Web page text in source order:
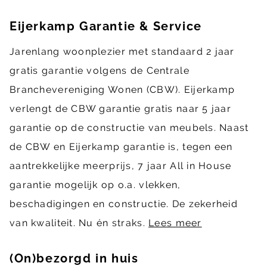
Eijerkamp Garantie & Service
Jarenlang woonplezier met standaard 2 jaar
gratis garantie volgens de Centrale
Branchevereniging Wonen (CBW). Eijerkamp
verlengt de CBW garantie gratis naar 5 jaar
garantie op de constructie van meubels. Naast
de CBW en Eijerkamp garantie is, tegen een
aantrekkelijke meerprijs, 7 jaar All in House
garantie mogelijk op o.a. vlekken,
beschadigingen en constructie. De zekerheid
van kwaliteit. Nu én straks. Lees meer
(On)bezorgd in huis